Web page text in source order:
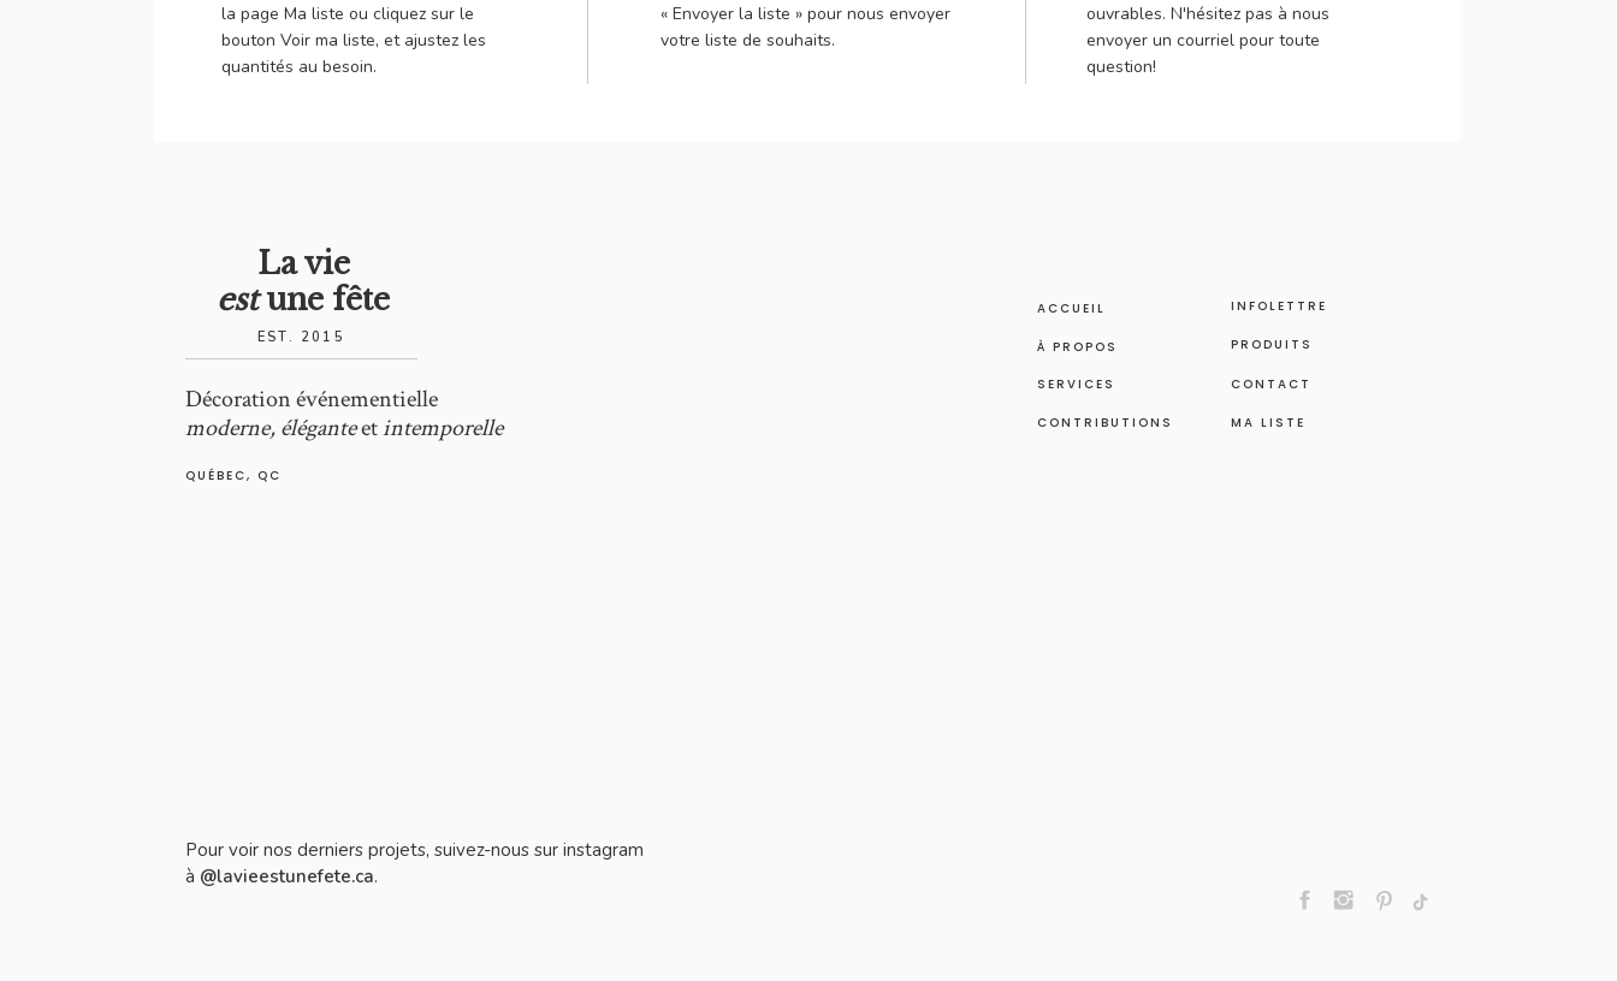
la page Ma liste ou cliquez sur le
bouton Voir ma liste, et ajustez les
quantités au besoin.
« Envoyer la liste » pour nous envoyer
votre liste de souhaits.
ouvrables. N'hésitez pas à nous
envoyer un courriel pour toute
question!
Pour voir nos derniers projets, suivez-nous sur instagram
à @lavieestunefete.ca.
ACCUEIL
SERVICES
À PROPOS
CONTACT
PRODUITS
INFOLETTRE
CONTRIBUTIONS MA LISTE
Décoration événementielle
moderne, éléganteetintemporelle
QUÉBEC, QC
La vie
estune fête
EST. 2015